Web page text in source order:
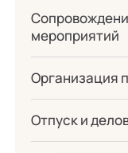
мероприятий
Организация
Отпуск и